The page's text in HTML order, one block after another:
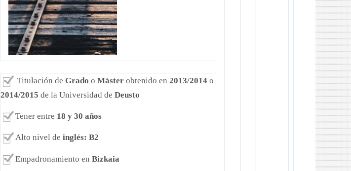
Titulación de Grado o Másterobtenido en 2013/2014o
2014/2015 de la Universidad de Deusto
Tener entre 18 y 30 años
Alto nivel de inglés: B2
Empadronamiento en Bizkaia